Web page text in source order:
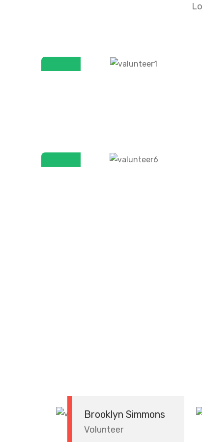
Brooklyn Simmons
Volunteer